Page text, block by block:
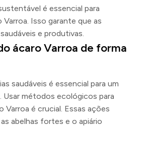
é essencial para
Isso garante que as
e produtivas.
ácaro Varroa de forma
saudáveis é essencial para um
Usar métodos ecológicos para
Varroa é crucial. Essas ações
abelhas fortes e o apiário